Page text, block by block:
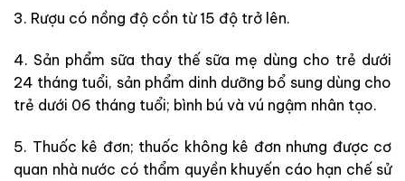
3. Rượu có nồng độ cồn từ 15 độ trở lên.
4. Sản phẩm sữa thay thế sữa mẹ dùng cho trẻ dưới
24 tháng tuổi, sản phẩm dinh dưỡng bổ sung dùng cho
trẻ dưới 06 tháng tuổi; bình bú và vú ngậm nhân tạo.
5. Thuốc kê đơn; thuốc không kê đơn nhưng được cơ
quan nhà nước có thẩm quyền khuyến cáo hạn chế sử